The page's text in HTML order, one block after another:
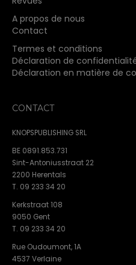
A propos de nous
Contact
Termes et conditions
Déclaration de
Déclaration en matière de
CONTACT
KNOPSPUBLISHING SRL
BE 0891.853.731
Sint-Antoniusstraat 22
2200 Herentals
T. 09 233 34 20
Kerkstraat 108
9050 Gent
T. 09 233 34 20
Rue Oudoumont, 1A
4537 Verlaine